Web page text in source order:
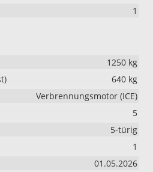
1
1250 kg
640 kg
Verbrennungsmotor (ICE)
5
5-türig
1
01.05.2026